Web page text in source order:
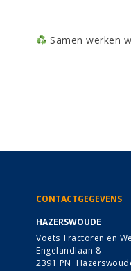
Samen werken
CONTACTGEGEVENS
HAZERSWOUDE
Voets Tractoren en
Engelandlaan 8
2391 PN